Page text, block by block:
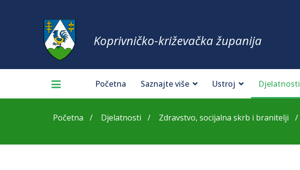
Koprivničko-križevačka županija
Početna Saznajte više Ustroj Djelatnosti
Početna Djelatnosti Zdravstvo, socijalna skrb i branitelji